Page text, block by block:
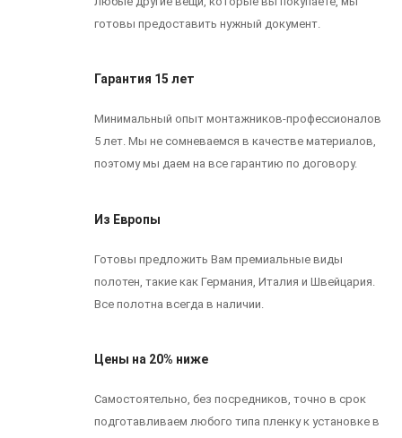
готовы предоставить нужный документ.
Гарантия 15 лет
Минимальный опыт монтажников-профессионалов
5 лет. Мы не сомневаемся в качестве материалов,
поэтому мы даем на все гарантию по договору.
Из Европы
Готовы предложить Вам премиальные виды
полотен, такие как Германия, Италия и Швейцария.
Все полотна всегда в наличии.
Цены на 20% ниже
Самостоятельно, без посредников, точно в срок
подготавливаем любого типа пленку к установке в